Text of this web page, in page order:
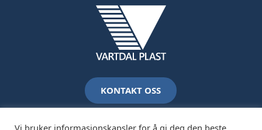
KONTAKT OSS
Vi bruker informasjonskapsler for å gi deg den beste